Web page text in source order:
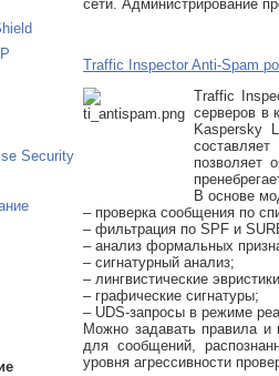
Security
сети. Администрирование
Traffic Inspector Anti-Spam
Traffic
серверов в
Kaspersky
позволяет
В основе
– проверка сообщения по
– фильтрация по SPF и
– анализ формальных
– сигнатурный анализ;
– лингвистические
– графические сигнатуры;
– UDS-запросы в режиме
Можно задавать правила и
для сообщений,
уровня агрессивности